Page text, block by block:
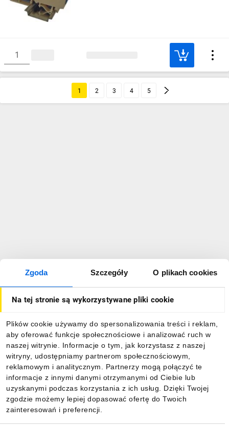
Zgoda Szczegóły O plikach cookies
Na tej stronie są wykorzystywane pliki cookie
Plików cookie używamy do spersonalizowania treści i reklam,
aby oferować funkcje społecznościowe i analizować ruch w
naszej witrynie. Informacje o tym, jak korzystasz z naszej
witryny, udostępniamy partnerom społecznościowym,
reklamowym i analitycznym. Partnerzy mogą połączyć te
informacje z innymi danymi otrzymanymi od Ciebie lub
uzyskanymi podczas korzystania z ich usług. Dzięki Twojej
zgodzie możemy lepiej dopasować ofertę do Twoich
zainteresowań i preferencji.
1 2 3 4 5